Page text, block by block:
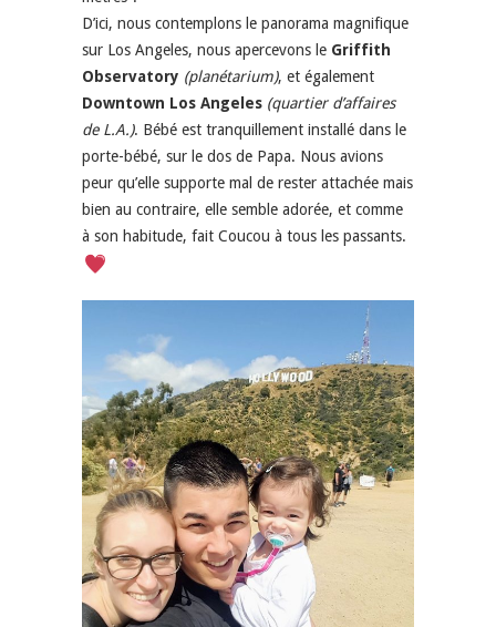
D’ici, nous contemplons le panorama magnifique
sur Los Angeles, nous apercevons le Griffith
Observatory (planétarium), et également
Downtown Los Angeles (quartier d’affaires
de L.A.). Bébé est tranquillement installé dans le
porte-bébé, sur le dos de Papa. Nous avions
peur qu’elle supporte mal de rester attachée mais
bien au contraire, elle semble adorée, et comme
à son habitude, fait Coucou à tous les passants.